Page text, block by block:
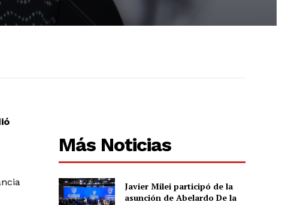
Más Noticias
Javier Milei participó de la
asunción de Abelardo De la